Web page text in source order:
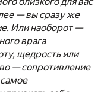
— вы сразу же
Или наоборот —
врага
щедрость или
— сопротивление